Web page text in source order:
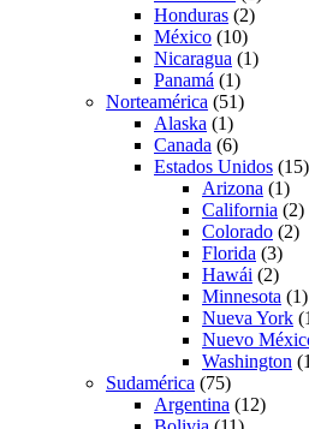
Honduras (2)
México (10)
Nicaragua (1)
Panamá (1)
Norteamérica (51)
Alaska (1)
Canada (6)
Estados Unidos (15)
Arizona (1)
California (2)
Colorado (2)
Florida (3)
Hawái (2)
Minnesota (1)
Nueva York
Nuevo
Washington
Sudamérica (75)
Argentina (12)